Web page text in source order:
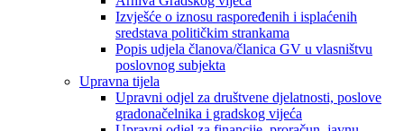
Izvješće o iznosu raspoređenih i isplaćenih
sredstava političkim strankama
Popis udjela članova/članica GV u vlasništvu
poslovnog subjekta
Upravna tijela
Upravni odjel za društvene djelatnosti, poslove
gradonačelnika i gradskog vijeća